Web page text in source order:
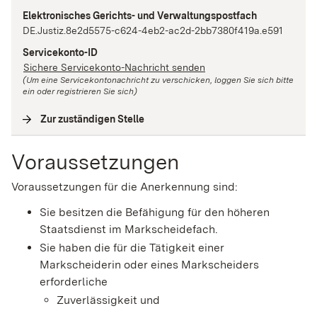
Elektronisches Gerichts- und Verwaltungspostfach
DE.Justiz.8e2d5575-c624-4eb2-ac2d-2bb7380f419a.e591
Servicekonto-ID
Sichere Servicekonto-Nachricht senden
(Um eine Servicekontonachricht zu verschicken, loggen Sie sich bitte
ein oder registrieren Sie sich)
Zur zuständigen Stelle
Voraussetzungen
Voraussetzungen für die Anerkennung sind:
Sie besitzen die Befähigung für den höheren
Staatsdienst im Markscheidefach.
Sie haben die für die Tätigkeit einer
Markscheiderin oder eines Markscheiders
erforderliche
Zuverlässigkeit und